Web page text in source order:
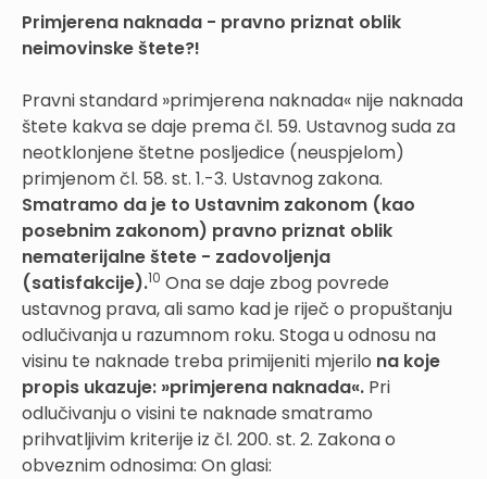
Primjerena naknada - pravno priznat oblik
neimovinske štete?!
Pravni standard »primjerena naknada« nije naknada
štete kakva se daje prema čl. 59. Ustavnog suda za
neotklonjene štetne posljedice (neuspjelom)
primjenom čl. 58. st. 1.-3. Ustavnog zakona.
Smatramo da je to Ustavnim zakonom (kao
posebnim zakonom) pravno priznat oblik
nematerijalne štete - zadovoljenja
(satisfakcije).10 Ona se daje zbog povrede
ustavnog prava, ali samo kad je riječ o propuštanju
odlučivanja u razumnom roku. Stoga u odnosu na
visinu te naknade treba primijeniti mjerilo na koje
propis ukazuje: »primjerena naknada«. Pri
odlučivanju o visini te naknade smatramo
prihvatljivim kriterije iz čl. 200. st. 2. Zakona o
obveznim odnosima: On glasi: